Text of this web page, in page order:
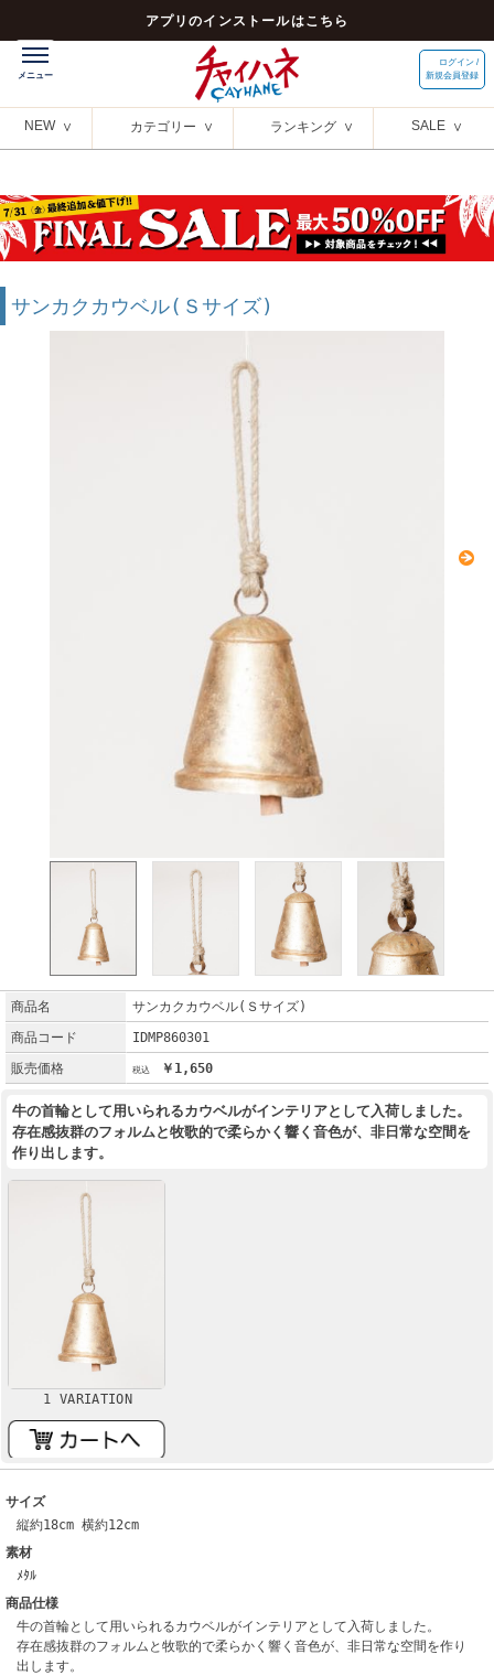
アプリのインストールはこちら
ログイン /
新規会員登録
NEW カテゴリー ランキング SALE
サンカクカウベル(Ｓサイズ)
商品名
サンカクカウベル(Ｓサイズ)
商品コード
IDMP860301
販売価格
￥1,650
牛の首輪として用いられるカウベルがインテリアとして入荷しました。
存在感抜群のフォルムと牧歌的で柔らかく響く音色が、非日常な空間を
作り出します。
1 VARIATION
サイズ
縦約18cm 横約12cm
素材
ﾒﾀﾙ
商品仕様
牛の首輪として用いられるカウベルがインテリアとして入荷しました。
存在感抜群のフォルムと牧歌的で柔らかく響く音色が、非日常な空間を作り
出します。